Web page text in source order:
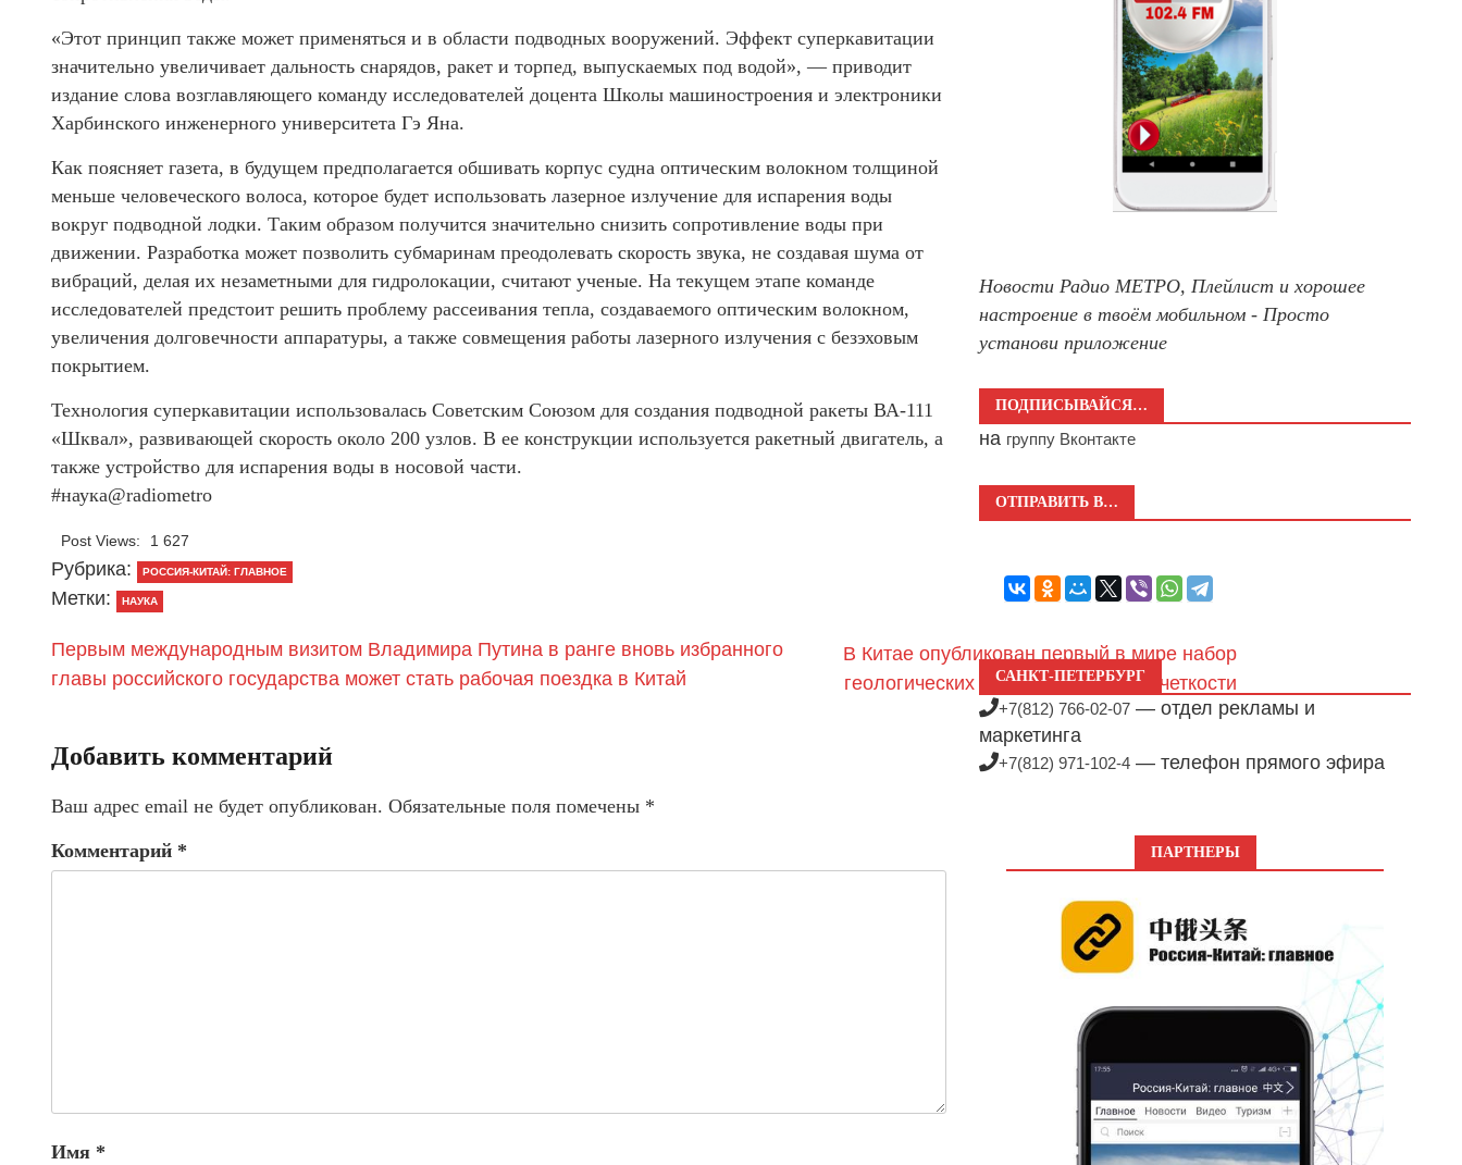
«Этот принцип также может применяться и в области подводных вооружений. Эффект суперкавитации
значительно увеличивает дальность снарядов, ракет и торпед, выпускаемых под водой», — приводит
издание слова возглавляющего команду исследователей доцента Школы машиностроения и электроники
Харбинского инженерного университета Гэ Яна.
Как поясняет газета, в будущем предполагается обшивать корпус судна оптическим волокном толщиной
меньше человеческого волоса, которое будет использовать лазерное излучение для испарения воды
вокруг подводной лодки. Таким образом получится значительно снизить сопротивление воды при
движении. Разработка может позволить субмаринам преодолевать скорость звука, не создавая шума от
вибраций, делая их незаметными для гидролокации, считают ученые. На текущем этапе команде
исследователей предстоит решить проблему рассеивания тепла, создаваемого оптическим волокном,
увеличения долговечности аппаратуры, а также совмещения работы лазерного излучения с безэховым
покрытием.
Технология суперкавитации использовалась Советским Союзом для создания подводной ракеты ВА-111
«Шквал», развивающей скорость около 200 узлов. В ее конструкции используется ракетный двигатель, а
также устройство для испарения воды в носовой части.
#наука@radiometro
Post Views: 1 627
Рубрика: РОССИЯ-КИТАЙ: ГЛАВНОЕ
Метки: НАУКА
Первым международным визитом Владимира Путина в ранге вновь избранного
главы российского государства может стать рабочая поездка в Китай
В Китае опубликован первый в мире набор
геологических карт Луны высокой четкости
Добавить комментарий
Ваш адрес email не будет опубликован. Обязательные поля помечены *
Комментарий *
Имя *
Новости Радио МЕТРО, Плейлист и хорошее
настроение в твоём мобильном - Просто
установи приложение
ПОДПИСЫВАЙСЯ…
на группу Вконтакте
ОТПРАВИТЬ В…
САНКТ-ПЕТЕРБУРГ
+7(812) 766-02-07 — отдел рекламы и
маркетинга
+7(812) 971-102-4 — телефон прямого эфира
ПАРТНЕРЫ